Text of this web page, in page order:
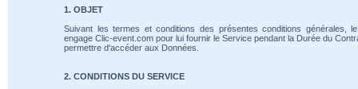
1. OBJET
Suivant les termes et conditions des présentes conditions générales,
engage Clic-event.com pour lui fournir le Service pendant la Durée du
permettre d'accéder aux Données.
2. CONDITIONS DU SERVICE